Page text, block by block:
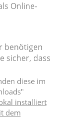
Online-
benötigen
sicher, dass
diese im
installiert
dem